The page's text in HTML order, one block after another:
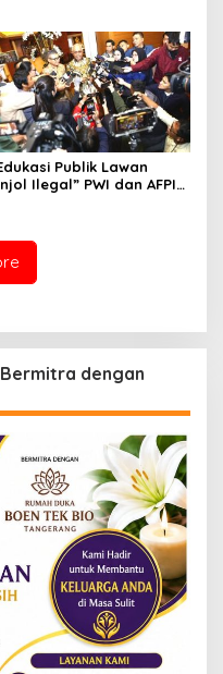
Publik Lawan
Ilegal” PWI dan AFPI
dengan